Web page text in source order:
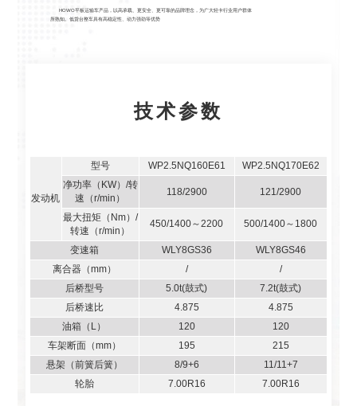
HOWO平板运输车产品，以高承载、更安全、更可靠的品牌理念，为广大轻卡行业用户群体
所熟知。低货台整车具有高稳定性、动力强劲等优势
技术参数
发动机
型号 WP2.5NQ160E61
WP2.5NQ170E62
净功率（KW）/转
速（r/min）
118/2900 121/2900
最大扭矩（Nm）/
转速（r/min）
450/1400～2200 500/1400～1800
变速箱 WLY8GS36
WLY8GS46
离合器（mm）
/
/
后桥型号
5.0t(鼓式)
7.2t(鼓式)
后桥速比
4.875
4.875
油箱（L）
120
120
车架断面（mm）
195
215
悬架（前簧后簧）
8/9+6
11/11+7
轮胎
7.00R16 7.00R16